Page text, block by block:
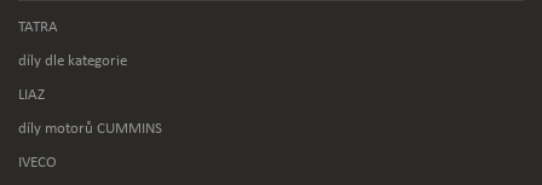
TATRA
díly dle kategorie
LIAZ
díly motorů CUMMINS
IVECO